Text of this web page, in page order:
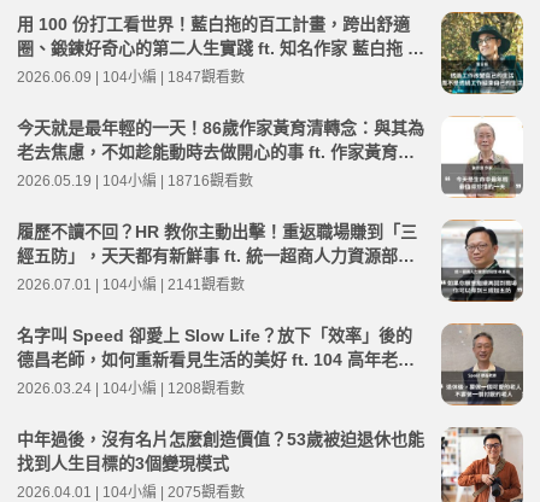
用 100 份打工看世界！藍白拖的百工計畫，跨出舒適
圈、鍛鍊好奇心的第二人生實踐 ft. 知名作家 藍白拖 |
高年級不打烊 x 用 AI 點亮第二人生 EP276
2026.06.09 | 104小編 | 1847觀看數
今天就是最年輕的一天！86歲作家黃育清轉念：與其為
老去焦慮，不如趁能動時去做開心的事 ft. 作家黃育清 |
高年級不打烊 x 用 AI 點亮第二人生 EP273
2026.05.19 | 104小編 | 18716觀看數
履歷不讀不回？HR 教你主動出擊！重返職場賺到「三
經五防」，天天都有新鮮事 ft. 統一超商人力資源部經
理 林宸碩 | 高年級不打烊 x 用 AI 點亮第二人生 EP279
2026.07.01 | 104小編 | 2141觀看數
名字叫 Speed 卻愛上 Slow Life？放下「效率」後的
德昌老師，如何重新看見生活的美好 ft. 104 高年老師
Speed 德昌 | 高年級不打烊 x 用 AI 點亮第二人生 EP2
2026.03.24 | 104小編 | 1208觀看數
中年過後，沒有名片怎麼創造價值？53歲被迫退休也能
找到人生目標的3個變現模式
2026.04.01 | 104小編 | 2075觀看數